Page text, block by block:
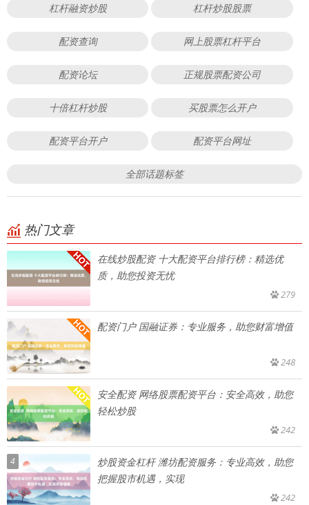
杠杆融资炒股 杠杆炒股股票
配资查询 网上股票杠杆平台
配资论坛 正规股票配资公司
十倍杠杆炒股 买股票怎么开户
配资平台开户 配资平台网址
全部话题标签
热门文章
在线炒股配资 十大配资平台排行榜：精选优
质，助您投资无忧
279
配资门户 国融证券：专业服务，助您财富增值
248
安全配资 网络股票配资平台：安全高效，助您
轻松炒股
242
4
炒股资金杠杆 潍坊配资服务：专业高效，助您
把握股市机遇，实现
242